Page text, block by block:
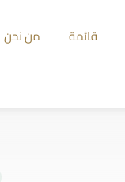
قائمة من نحن